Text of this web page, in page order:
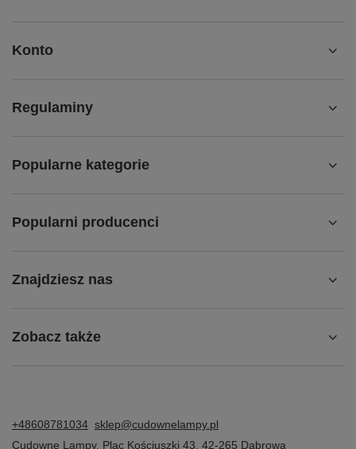
Konto
Regulaminy
Popularne kategorie
Popularni producenci
Znajdziesz nas
Zobacz także
+48608781034 sklep@cudownelampy.pl
Cudowne Lampy, Plac Kościuszki 43 42-265 Dąbrowa